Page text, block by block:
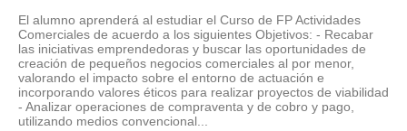
El alumno aprenderá al estudiar el Curso de FP Actividades
Comerciales de acuerdo a los siguientes Objetivos: - Recabar
las iniciativas emprendedoras y buscar las oportunidades de
creación de pequeños negocios comerciales al por menor,
valorando el impacto sobre el entorno de actuación e
incorporando valores éticos para realizar proyectos de viabilidad
- Analizar operaciones de compraventa y de cobro y pago,
utilizando medios convencional...